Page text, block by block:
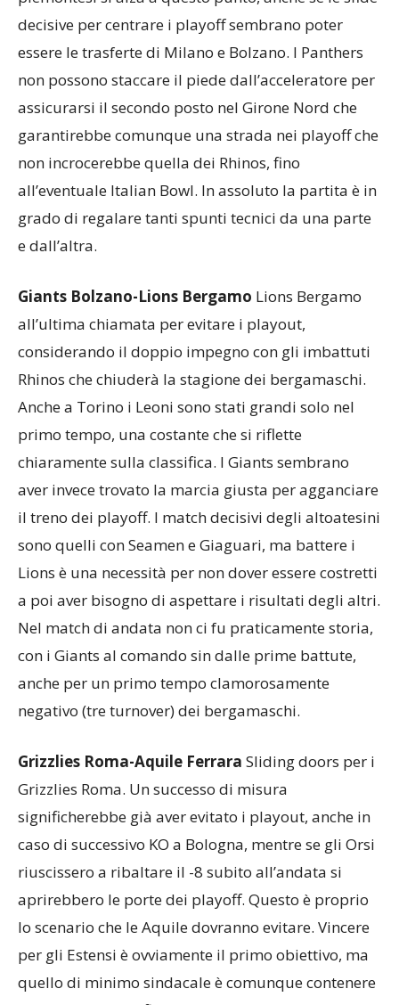
pressioni dopo aver di fatto già messo al sicuro
quanto meno la salvezza. L’obiettivo per i
piemontesi si alza a questo punto, anche se le sfide
decisive per centrare i playoff sembrano poter
essere le trasferte di Milano e Bolzano. I Panthers
non possono staccare il piede dall’acceleratore per
assicurarsi il secondo posto nel Girone Nord che
garantirebbe comunque una strada nei playoff che
non incrocerebbe quella dei Rhinos, fino
all’eventuale Italian Bowl. In assoluto la partita è in
Giants Bolzano-Lions Bergamo Lions Bergamo
all’ultima chiamata per evitare i playout,
considerando il doppio impegno con gli imbattuti
Rhinos che chiuderà la stagione dei bergamaschi.
Anche a Torino i Leoni sono stati grandi solo nel
primo tempo, una costante che si riflette
chiaramente sulla classifica. I Giants sembrano
aver invece trovato la marcia giusta per agganciare
il treno dei playoff. I match decisivi degli altoatesini
sono quelli con Seamen e Giaguari, ma battere i
Lions è una necessità per non dover essere costretti
a poi aver bisogno di aspettare i risultati degli altri.
Nel match di andata non ci fu praticamente storia,
con i Giants al comando sin dalle prime battute,
negativo (tre turnover) dei bergamaschi.
Grizzlies Roma-Aquile Ferrara Sliding doors per i
Grizzlies Roma. Un successo di misura
significherebbe già aver evitato i playout, anche in
caso di successivo KO a Bologna, mentre se gli Orsi
riuscissero a ribaltare il -8 subito all’andata si
aprirebbero le porte dei playoff. Questo è proprio
lo scenario che le Aquile dovranno evitare. Vincere